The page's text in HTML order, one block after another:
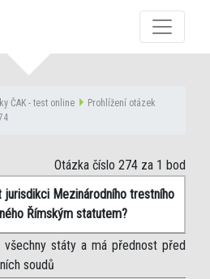
ČAK - test online
Prohlížení otázek
Otázka číslo 274 za 1 bod
Mezinárodního trestního
Římským statutem?
všechny státy a má přednost před
soudů